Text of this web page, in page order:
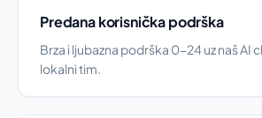
Predana korisnička podrška
Brza i ljubazna podrška 0-24 uz naš AI
lokalni tim.